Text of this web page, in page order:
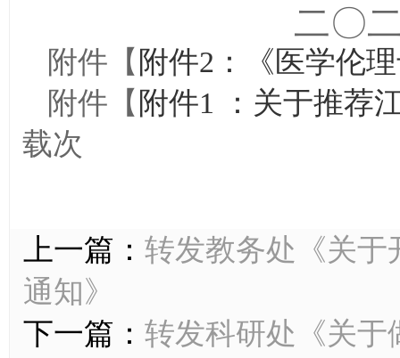
二〇
附件【 附件2：《医学伦
附件【 附件1 ：关于推荐
载次
上一篇： 转发教务处《关于
通知》
下一篇： 转发科研处《关于